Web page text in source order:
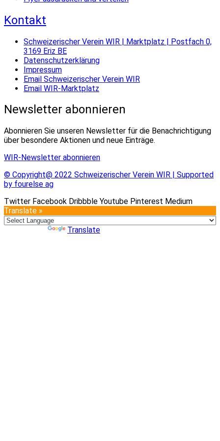
Kontakt
Schweizerischer Verein WIR | Marktplatz | Postfach 0,
3169 Eriz BE
Datenschutzerklärung
Impressum
Email Schweizerischer Verein WIR
Email WIR-Marktplatz
Newsletter abonnieren
Abonnieren Sie unseren Newsletter für die Benachrichtigung
über besondere Aktionen und neue Einträge.
WIR-Newsletter abonnieren
© Copyright@ 2022 Schweizerischer Verein WIR | Supported
by fourelse ag
Twitter Facebook Dribbble Youtube Pinterest Medium
Translate »
Translate